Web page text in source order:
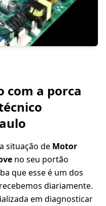
com a porca
situação de Motor
no seu portão
que esse é um dos
diariamente.
em diagnosticar